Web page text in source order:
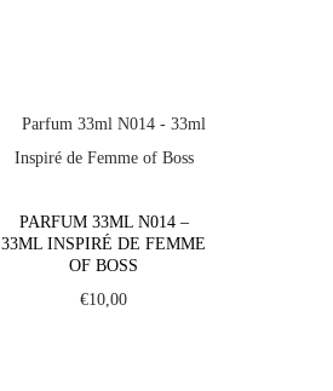
PARFUM 33ML N014 –
33ML INSPIRÉ DE FEMME
OF BOSS
€10,00